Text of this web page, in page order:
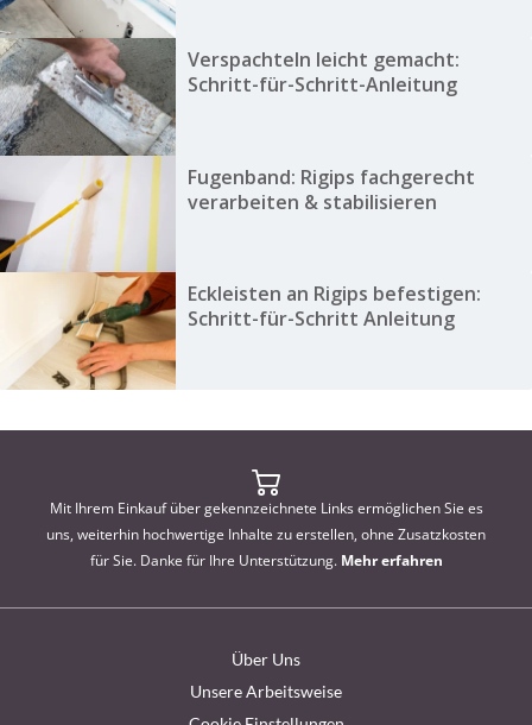
Verspachteln leicht gemacht:
Schritt-für-Schritt-Anleitung
Fugenband: Rigips fachgerecht
verarbeiten & stabilisieren
Eckleisten an Rigips befestigen:
Schritt-für-Schritt Anleitung
Mit Ihrem Einkauf über gekennzeichnete Links ermöglichen Sie es
uns, weiterhin hochwertige Inhalte zu erstellen, ohne Zusatzkosten
für Sie. Danke für Ihre Unterstützung. Mehr erfahren
Über Uns
Unsere Arbeitsweise